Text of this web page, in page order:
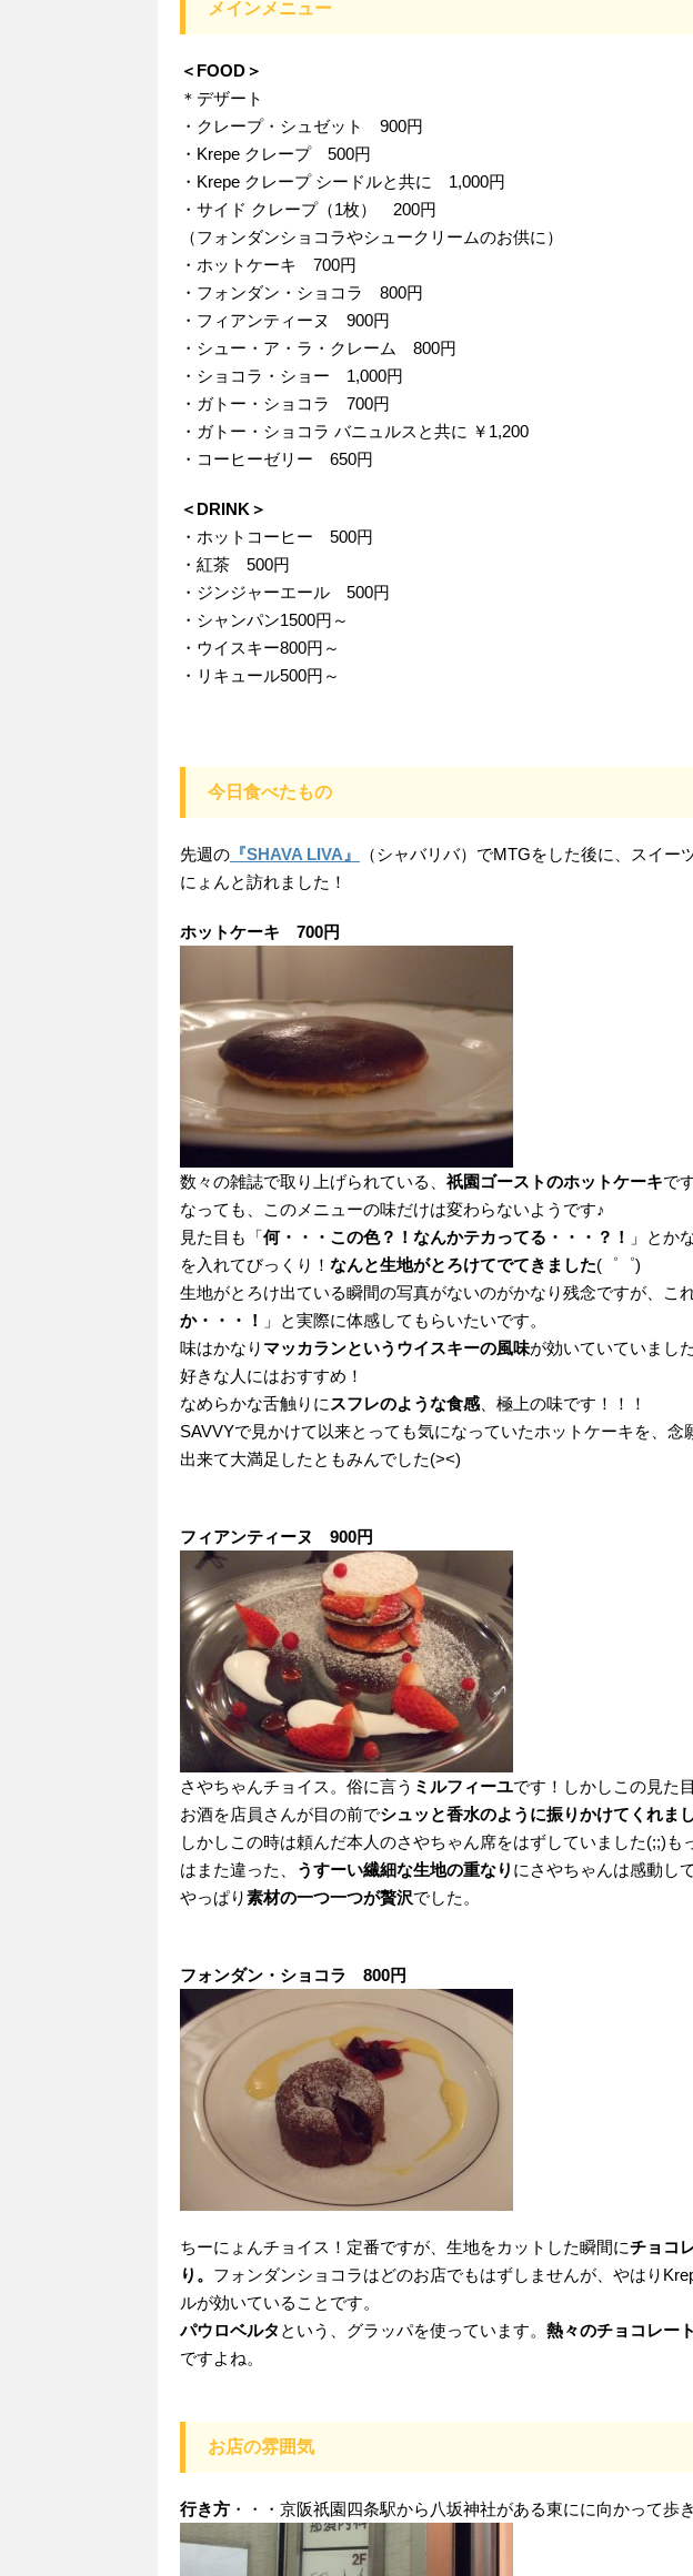
メインメニュー
＜FOOD＞
＊デザート
・クレープ・シュゼット 900円
・Krepe クレープ 500円
・Krepe クレープ シードルと共に 1,000円
・サイド クレープ（1枚） 200円
（フォンダンショコラやシュークリームのお供に）
・ホットケーキ 700円
・フォンダン・ショコラ 800円
・フィアンティーヌ 900円
・シュー・ア・ラ・クレーム 800円
・ショコラ・ショー 1,000円
・ガトー・ショコラ 700円
・ガトー・ショコラ バニュルスと共に ￥1,200
・コーヒーゼリー 650円
＜DRINK＞
・ホットコーヒー 500円
・紅茶 500円
・ジンジャーエール 500円
・シャンパン1500円～
・ウイスキー800円～
・リキュール500円～
今日食べたもの
先週の 『SHAVA LIVA』
（シャバリバ）でMTGをした後に、スイ
にょんと訪れました！
ホットケーキ 700円
数々の雑誌で取り上げられている、 祇園ゴーストのホットケーキで
なっても、このメニューの味だけは変わらないようです♪
見た目も「何・・・この色？！なんかテカってる・・・？！
」とか
を入れてびっくり！ なんと生地がとろけてでてきました(゜゜)
生地がとろけ出ている瞬間の写真がないのがかなり残念ですが、こ
か・・・！
」と実際に体感してもらいたいです。
味はかなり マッカランというウイスキーの風味が効いていていまし
好きな人にはおすすめ！
なめらかな舌触りに スフレのような食感 、極上の味です！！！
SAVVYで見かけて以来とっても気になっていたホットケーキを、
出来て大満足したともみんでした(><)
フィアンティーヌ 900円
さやちゃんチョイス。俗に言う ミルフィーユです！しかしこの見た
お酒を店員さんが目の前でシュッと香水のように振りかけてくれま
しかしこの時は頼んだ本人のさやちゃん席をはずしていました(;;)も
はまた違った、
うすーい繊細な生地の重なり にさやちゃんは感動し
やっぱり素材の一つ一つが贅沢でした。
フォンダン・ショコラ 800円
ちーにょんチョイス！定番ですが、生地をカットした瞬間にチョコ
り。 フォンダンショコラはどのお店でもはずしませんが、やはり
ルが効いていることです。
パウロベルタ という、グラッパを使っています。 熱々のチョコレー
ですよね。
お店の雰囲気
行き方 ・・・京阪祇園四条駅から八坂神社がある東にに向かって歩